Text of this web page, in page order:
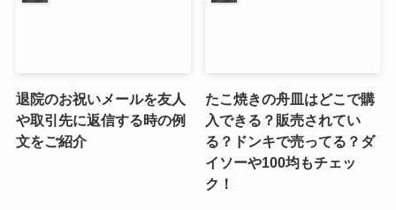
退院のお祝いメールを友人
や取引先に返信する時の例
文をご紹介
たこ焼きの舟皿はどこで購
入できる？販売されてい
る？ドンキで売ってる？ダ
イソーや100均もチェッ
ク！